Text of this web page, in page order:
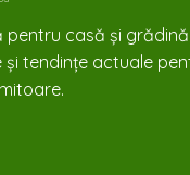
pentru casă și
tendințe actuale